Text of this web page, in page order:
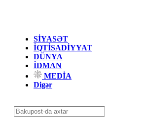
SİYASƏT
İQTİSADİYYAT
DÜNYA
İDMAN
MEDİA
Digər